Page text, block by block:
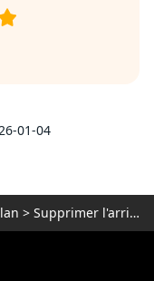
01-04
> Supprimer l'arrière-plan de l'image